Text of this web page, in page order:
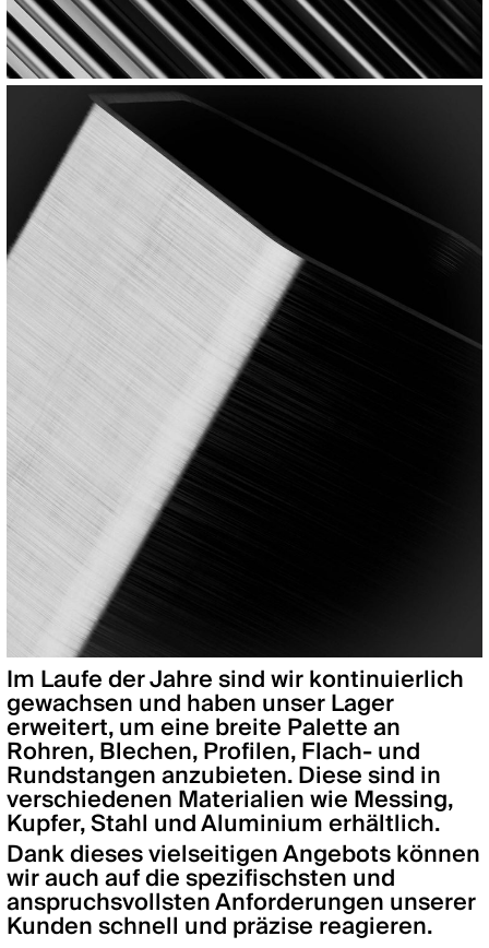
Im Laufe der Jahre sind wir kontinuierlich
gewachsen und haben unser Lager
erweitert, um eine breite Palette an
Rohren, Blechen, Profilen, Flach- und
Rundstangen anzubieten. Diese sind in
verschiedenen Materialien wie Messing,
Kupfer, Stahl und Aluminium erhältlich.
Dank dieses vielseitigen Angebots können
wir auch auf die spezifischsten und
anspruchsvollsten Anforderungen unserer
Kunden schnell und präzise reagieren.